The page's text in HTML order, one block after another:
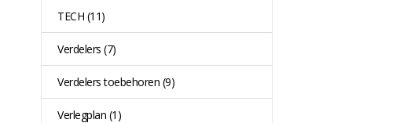
TECH (11)
Verdelers (7)
Verdelers toebehoren (9)
Verlegplan (1)